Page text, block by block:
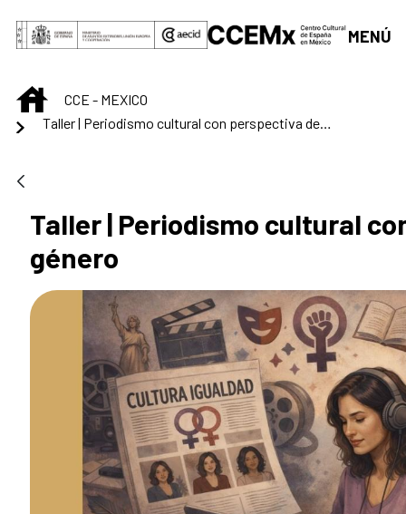
Saltar al contenido principal
MENÚ
INICIOCCE - MEXICO
Taller | Periodismo cultural con perspectiva de género
Taller | Periodismo cultural
género